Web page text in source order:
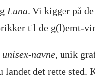
Luna. Vi kigger på
til de g(l)emt-
unisex-navne, unik
det rette sted.